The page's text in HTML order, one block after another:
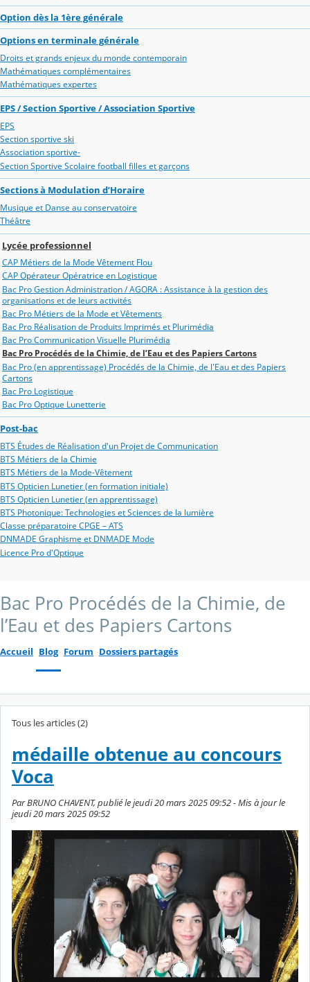
Option dès la 1ère générale
Options en terminale générale
Droits et grands enjeux du monde contemporain
Mathématiques complémentaires
Mathématiques expertes
EPS / Section Sportive / Association Sportive
EPS
Section sportive ski
Association sportive-
Section Sportive Scolaire football filles et garçons
Sections à Modulation d’Horaire
Musique et Danse au conservatoire
Théâtre
Lycée professionnel
CAP Métiers de la Mode Vêtement Flou
CAP Opérateur Opératrice en Logistique
Bac Pro Gestion Administration / AGORA : Assistance à la gestion des
organisations et de leurs activités
Bac Pro Métiers de la Mode et Vêtements
Bac Pro Réalisation de Produits Imprimés et Plurimédia
Bac Pro Communication Visuelle Plurimédia
Bac Pro Procédés de la Chimie, de l’Eau et des Papiers Cartons
Bac Pro (en apprentissage) Procédés de la Chimie, de l'Eau et des Papiers
Cartons
Bac Pro Logistique
Bac Pro Optique Lunetterie
Post-bac
BTS Études de Réalisation d'un Projet de Communication
BTS Métiers de la Chimie
BTS Métiers de la Mode-Vêtement
BTS Opticien Lunetier (en formation initiale)
BTS Opticien Lunetier (en apprentissage)
BTS Photonique: Technologies et Sciences de la lumière
Classe préparatoire CPGE – ATS
DNMADE Graphisme et DNMADE Mode
Licence Pro d'Optique
Bac Pro Procédés de la Chimie, de
l’Eau et des Papiers Cartons
Accueil Blog Forum Dossiers partagés
Tous les articles (2)
médaille obtenue au concours
Voca
Par BRUNO CHAVENT, publié le jeudi 20 mars 2025 09:52 - Mis à jour le
jeudi 20 mars 2025 09:52